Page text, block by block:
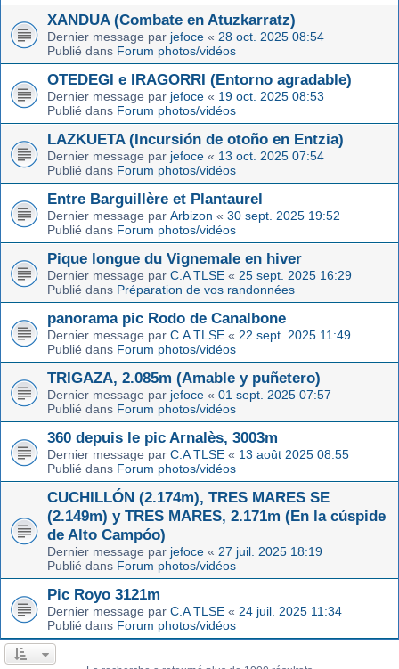
XANDUA (Combate en Atuzkarratz)
Dernier message par jefoce « 28 oct. 2025 08:54
Publié dans Forum photos/vidéos
OTEDEGI e IRAGORRI (Entorno agradable)
Dernier message par jefoce « 19 oct. 2025 08:53
Publié dans Forum photos/vidéos
LAZKUETA (Incursión de otoño en Entzia)
Dernier message par jefoce « 13 oct. 2025 07:54
Publié dans Forum photos/vidéos
Entre Barguillère et Plantaurel
Dernier message par Arbizon « 30 sept. 2025 19:52
Publié dans Forum photos/vidéos
Pique longue du Vignemale en hiver
Dernier message par C.A TLSE « 25 sept. 2025 16:29
Publié dans Préparation de vos randonnées
panorama pic Rodo de Canalbone
Dernier message par C.A TLSE « 22 sept. 2025 11:49
Publié dans Forum photos/vidéos
TRIGAZA, 2.085m (Amable y puñetero)
Dernier message par jefoce « 01 sept. 2025 07:57
Publié dans Forum photos/vidéos
360 depuis le pic Arnalès, 3003m
Dernier message par C.A TLSE « 13 août 2025 08:55
Publié dans Forum photos/vidéos
CUCHILLÓN (2.174m), TRES MARES SE
(2.149m) y TRES MARES, 2.171m (En la cúspide
de Alto Campóo)
Dernier message par jefoce « 27 juil. 2025 18:19
Publié dans Forum photos/vidéos
Pic Royo 3121m
Dernier message par C.A TLSE « 24 juil. 2025 11:34
Publié dans Forum photos/vidéos